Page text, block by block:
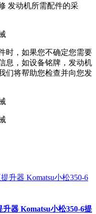
发动机所需配件的采
时，如果您不确定您需要
息，如设备铭牌，发动机
们将帮助您检查并向您发
器 Komatsu小松350-6提